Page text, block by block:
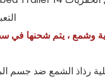
رذاذ الشمع ضد جسم